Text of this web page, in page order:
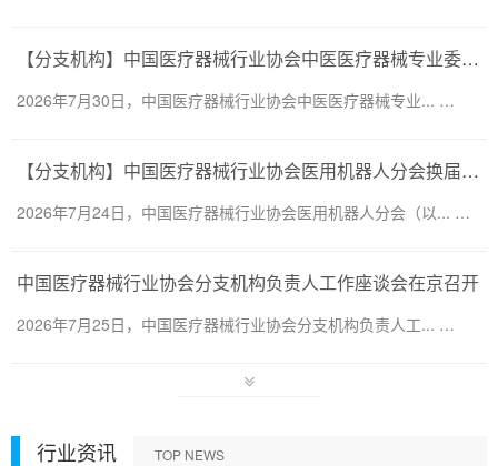
【分支机构】中国医疗器械行业协会中医医疗器械专业委员会换届会议暨第二届一次委员大会圆满召开
2026年7月30日，中国医疗器械行业协会中医医疗器械专业... …
【分支机构】中国医疗器械行业协会医用机器人分会换届会议暨医用机器人创新大会顺利召开
2026年7月24日，中国医疗器械行业协会医用机器人分会（以... …
中国医疗器械行业协会分支机构负责人工作座谈会在京召开
2026年7月25日，中国医疗器械行业协会分支机构负责人工... …
行业资讯 TOP NEWS